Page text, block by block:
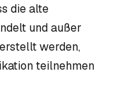
die alte
und außer
werden,
teilnehmen